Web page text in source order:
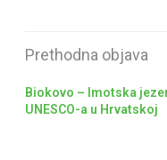
Prethodna objava
Biokovo – Imotska
UNESCO-a u Hrvatskoj